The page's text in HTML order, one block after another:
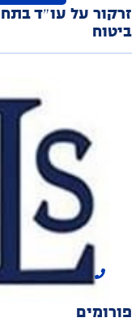
זרקור על עו״ד
ביטוח
לוי שלמה משרד עורכי
הצג מספר טלפון
פורומים